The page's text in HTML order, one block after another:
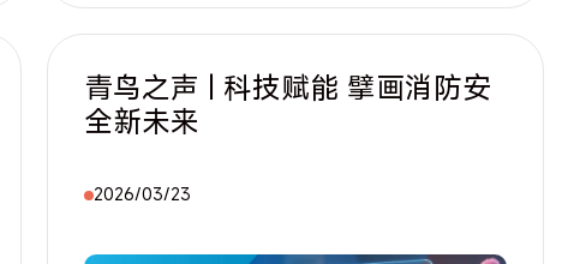
青鸟之声 | 科技赋能 擘画消防安
全新未来
2026/03/23